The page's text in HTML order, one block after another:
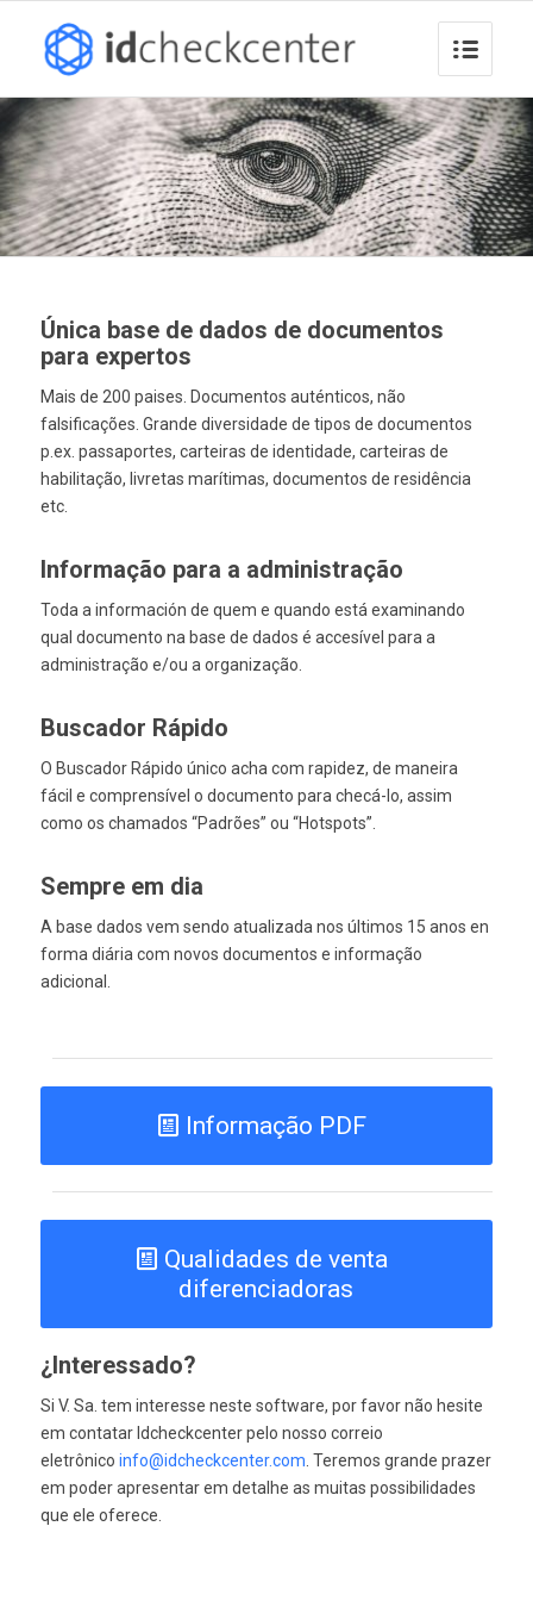
Única base de dados de documentos
para expertos
Mais de 200 paises. Documentos auténticos, não
falsificações. Grande diversidade de tipos de documentos
p.ex. passaportes, carteiras de identidade, carteiras de
habilitação, livretas marítimas, documentos de residência
etc.
Informação para a administração
Toda a información de quem e quando está examinando
qual documento na base de dados é accesível para a
administração e/ou a organização.
Buscador Rápido
O Buscador Rápido único acha com rapidez, de maneira
fácil e comprensível o documento para checá-lo, assim
como os chamados “Padrões” ou “Hotspots”.
Sempre em dia
A base dados vem sendo atualizada nos últimos 15 anos en
forma diária com novos documentos e informação
adicional.
Informação PDF
Qualidades de venta
diferenciadoras
¿Interessado?
Si V. Sa. tem interesse neste software, por favor não hesite
em contatar Idcheckcenter pelo nosso correio
eletrônico info@idcheckcenter.com . Teremos grande prazer
em poder apresentar em detalhe as muitas possibilidades
que ele oferece.